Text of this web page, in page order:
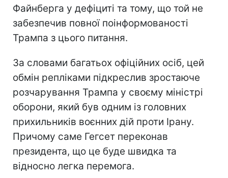
Файнберга у дефіциті та тому, що той не
забезпечив повної поінформованості
Трампа з цього питання.
За словами багатьох офіційних осіб, цей
обмін репліками підкреслив зростаюче
розчарування Трампа у своєму міністрі
оборони, який був одним із головних
прихильників воєнних дій проти Ірану.
Причому саме Гегсет переконав
президента, що це буде швидка та
відносно легка перемога.